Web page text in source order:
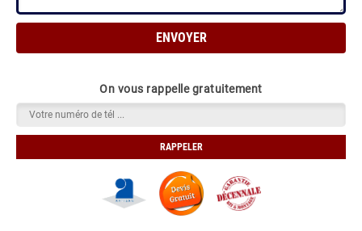
On vous rappelle gratuitement